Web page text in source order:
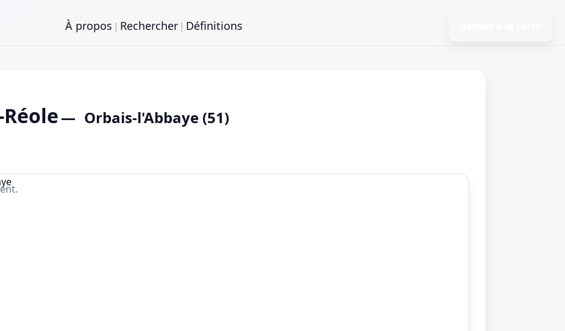
À propos | Rechercher | Définitions
Orbais-l'Abbaye (51)